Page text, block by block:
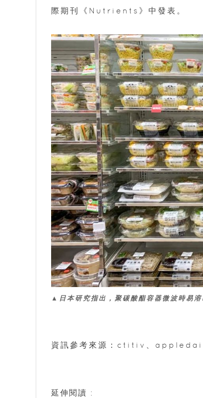
際期刊《Nutrients》中發表。
▲日本研究指出，聚碳酸酯容器微波時易
資訊參考來源：ctitiv、
延伸閱讀 :